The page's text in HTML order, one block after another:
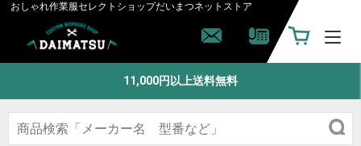
おしゃれ作業服セレクトショップだいまつネットストア
11,000円以上送料無料